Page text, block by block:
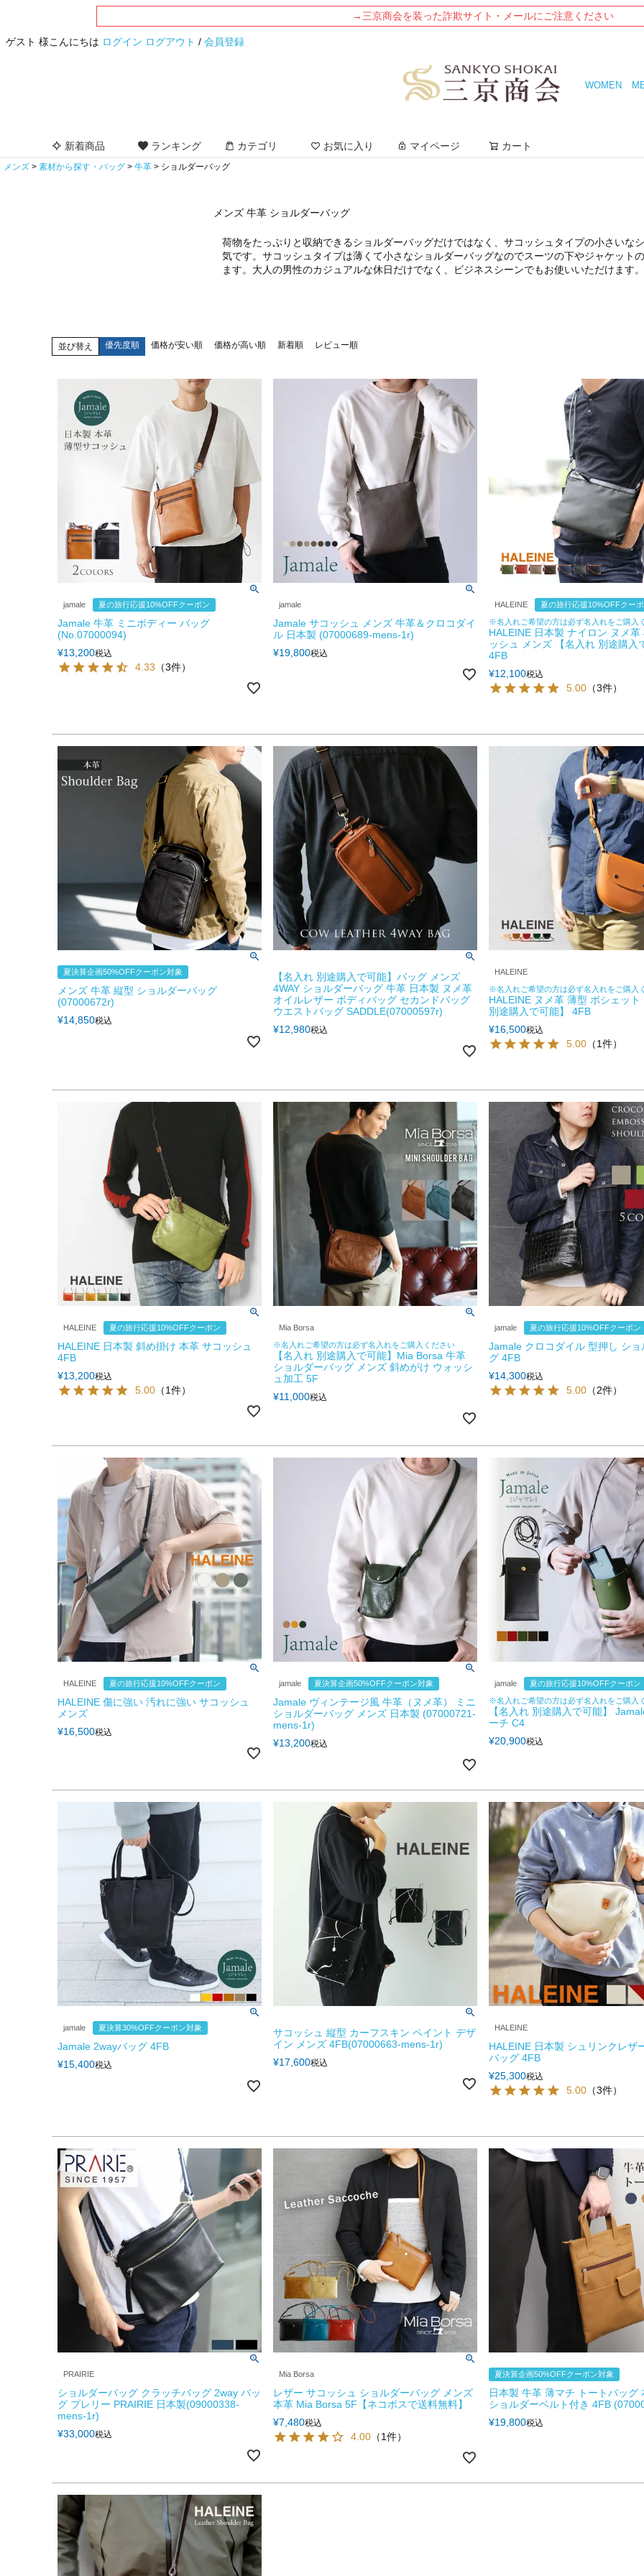
→三京商会を装った詐欺サイト・メールにご注意ください
ゲスト 様こんにちは ログイン ログアウト / 会員登録
WOMEN
新着商品 ランキング カテゴリ お気に入り マイページ カート
メンズ 素材から探す・バッグ 牛革 ショルダーバッグ
メンズ 牛革 ショルダーバッグ
荷物をたっぷりと収納できるショルダーバッグだけではなく、サコッシュタイプの小さいな
気です。サコッシュタイプは薄くて小さなショルダーバッグなのでスーツの下やジャケット
ます。大人の男性のカジュアルな休日だけでなく、ビジネスシーンでもお使いいただけます。
並び替え 優先度順 価格が安い順 価格が高い順 新着順 レビュー順
jamale 夏の旅行応援10%OFFクーポン
Jamale 牛革 ミニボディー バッグ
(No.07000094)
¥13,200税込
4.33 （3件）
jamale
Jamale サコッシュ メンズ 牛革＆クロコダイ
ル 日本製 (07000689-mens-1r)
¥19,800税込
HALEINE
夏の旅行応援10%OFFクー
※名入れご希望の方は必ず名入れをご購入
HALEINE 日本製 ナイロン ヌメ革
ッシュ メンズ 【名入れ 別途購入
4FB
¥12,100税込
5.00 （3件）
夏決算企画50%OFFクーポン対象
メンズ 牛革 縦型 ショルダーバッグ
(07000672r)
¥14,850税込
【名入れ 別途購入で可能】バッグ メンズ
4WAY ショルダーバッグ 牛革 日本製 ヌメ革
オイルレザー ボディバッグ セカンドバッグ
ウエストバッグ SADDLE(07000597r)
¥12,980税込
HALEINE
※名入れご希望の方は必ず名入れをご購入
HALEINE ヌメ革 薄型 ポシェット
別途購入で可能】 4FB
¥16,500税込
5.00 （1件）
HALEINE 夏の旅行応援10%OFFクーポン
HALEINE 日本製 斜め掛け 本革 サコッシュ
4FB
¥13,200税込
5.00 （1件）
Mia Borsa
※名入れご希望の方は必ず名入れをご購入ください
【名入れ 別途購入で可能】Mia Borsa 牛革
ショルダーバッグ メンズ 斜めがけ ウォッシ
ュ加工 5F
¥11,000税込
jamale 夏の旅行応援10%OFFクーポン
Jamale クロコダイル 型押し ショ
グ 4FB
¥14,300税込
5.00 （2件）
HALEINE 夏の旅行応援10%OFFクーポン
HALEINE 傷に強い 汚れに強い サコッシュ
メンズ
¥16,500税込
jamale 夏決算企画50%OFFクーポン対象
Jamale ヴィンテージ風 牛革（ヌメ革） ミニ
ショルダーバッグ メンズ 日本製 (07000721-
mens-1r)
¥13,200税込
jamale
夏の旅行応援10%OFFクーポン
※名入れご希望の方は必ず名入れをご購入
【名入れ 別途購入で可能】
ーチ C4
¥20,900税込
jamale 夏決算30%OFFクーポン対象
Jamale 2wayバッグ 4FB
¥15,400税込
サコッシュ 縦型 カーフスキン ペイント デザ
イン メンズ 4FB(07000663-mens-1r)
¥17,600税込
HALEINE
HALEINE 日本製 シュリンクレザ
バッグ 4FB
¥25,300税込
5.00 （3件）
PRAIRIE
ショルダーバッグ クラッチバッグ 2way バッ
グ プレリー PRAIRIE 日本製(09000338-
mens-1r)
¥33,000税込
Mia Borsa
レザー サコッシュ ショルダーバッグ メンズ
本革 Mia Borsa 5F【ネコポスで送料無料】
¥7,480税込
4.00 （1件）
夏決算企画50%OFFクーポン対象
日本製 牛革 薄マチ トートバッグ
ショルダーベルト付き 4FB
¥19,800税込